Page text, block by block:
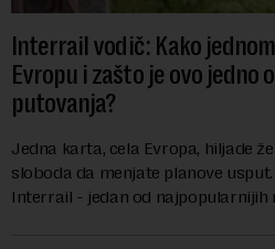
Interrail vodič: Kako
Evropu i zašto je ovo jedno
putovanja?
Jedna karta, cela Evropa, hiljade
sloboda da menjate planove
Interrail - jedan od najpopularnijih